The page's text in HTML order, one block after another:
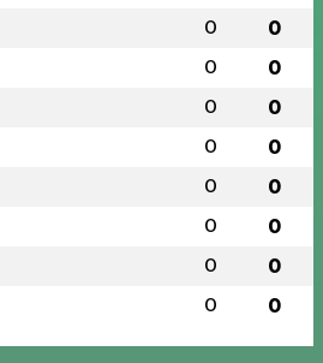
0 0
0 0
0 0
0 0
0 0
0 0
0 0
0 0